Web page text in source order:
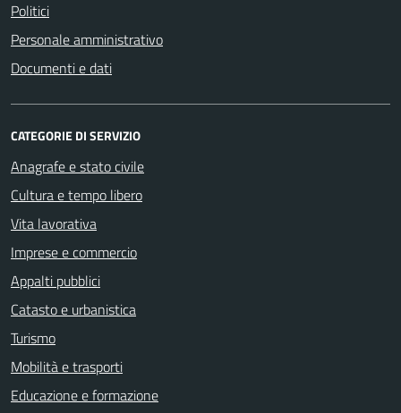
Politici
Personale amministrativo
Documenti e dati
CATEGORIE DI SERVIZIO
Anagrafe e stato civile
Cultura e tempo libero
Vita lavorativa
Imprese e commercio
Appalti pubblici
Catasto e urbanistica
Turismo
Mobilità e trasporti
Educazione e formazione